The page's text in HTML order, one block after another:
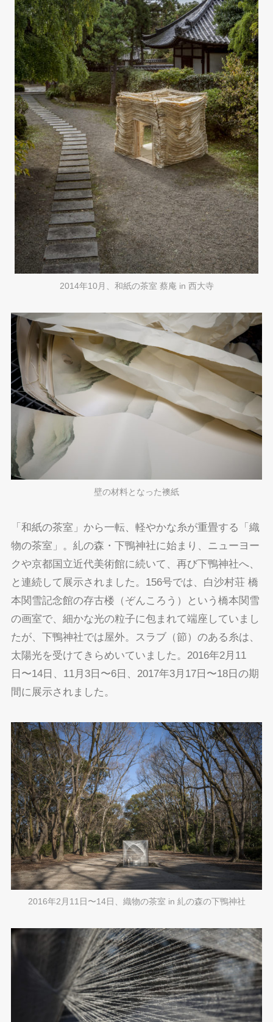
2014年10月、和紙の茶室 蔡庵 in 西大寺
壁の材料となった襖紙
「和紙の茶室」から一転、軽やかな糸が重畳する「織
物の茶室」。糺の森・下鴨神社に始まり、ニューヨー
クや京都国立近代美術館に続いて、再び下鴨神社へ、
と連続して展示されました。156号では、白沙村荘 橋
本関雪記念館の存古楼（ぞんころう）という橋本関雪
の画室で、細かな光の粒子に包まれて端座していまし
たが、下鴨神社では屋外。スラブ（節）のある糸は、
太陽光を受けてきらめいていました。2016年2月11
日〜14日、11月3日〜6日、2017年3月17日〜18日の期
間に展示されました。
2016年2月11日〜14日、織物の茶室 in 糺の森の下鴨神社